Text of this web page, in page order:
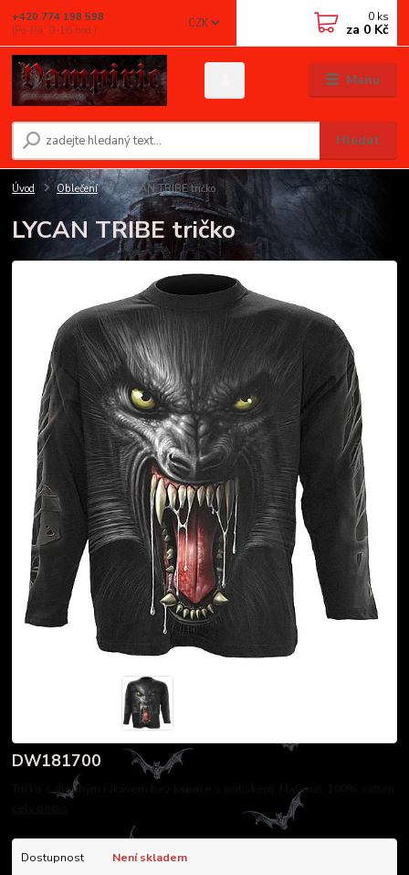
Menu
CZK
Hledat
+420 774 198 598
(Po-Pá, 9-16 hod.)
0 ks
za 0 Kč
Úvod Oblečení LYCAN TRIBE tričko
LYCAN TRIBE tričko
DW181700
Tričko s dlouhým rukávem bez kapuce s potiskem. Materiál: 100% cotton
Dostupnost
Není skladem